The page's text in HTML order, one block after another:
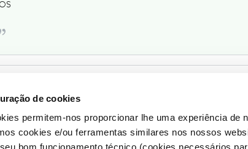
de cookies
permitem-nos proporcionar lhe uma experiência de
cookies e/ou ferramentas similares nos nossos